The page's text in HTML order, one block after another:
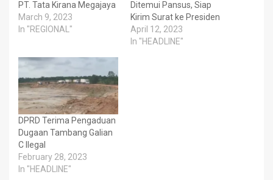
PT. Tata Kirana Megajaya
March 9, 2023
In "REGIONAL"
Ditemui Pansus, Siap
Kirim Surat ke Presiden
April 12, 2023
In "HEADLINE"
DPRD Terima Pengaduan
Dugaan Tambang Galian
C Ilegal
February 28, 2023
In "HEADLINE"